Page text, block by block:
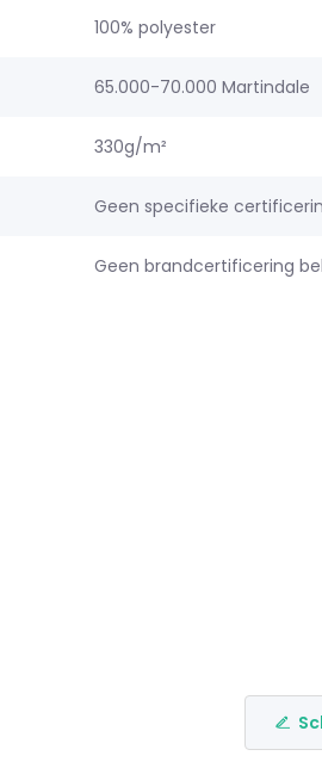
100% polyester
65.000-70.000 Martindale
330g/m²
Geen specifieke
Geen brandcertificering